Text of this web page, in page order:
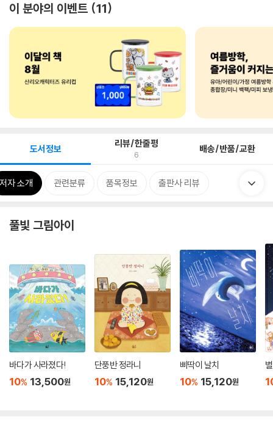
이 분야의 이벤트 11
도서정보 리뷰/한줄평
6 배송/반품/교환
저자 소개 관련분류 품목정보 출판사 리뷰
풀빛 그림아이
바다가 사라졌다!
10% 13,500원
단풍반 정라니
10% 15,120원
삐딱이 날치
10% 15,120원